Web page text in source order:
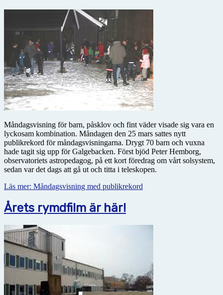
Måndagsvisning för barn, påsklov och fint väder visade sig vara en
lyckosam kombination. Måndagen den 25 mars sattes nytt
publikrekord för måndagsvisningarna. Drygt 70 barn och vuxna
hade tagit sig upp för Galgebacken. Först bjöd Peter Hemborg,
observatoriets astropedagog, på ett kort föredrag om vårt solsystem,
sedan var det dags att gå ut och titta i teleskopen.
Läs mer: Måndagsvisning med publikrekord
Årets rymdfilm är här!